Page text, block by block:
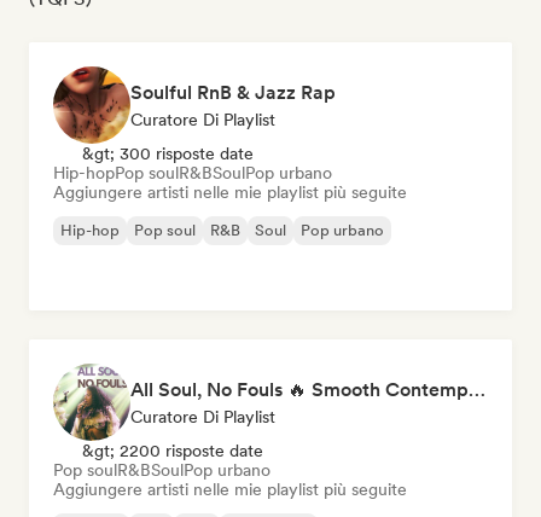
Soulful RnB & Jazz Rap
Curatore Di Playlist
&gt; 300 risposte date
Hip-hopPop soulR&BSoulPop urbano
Aggiungere artisti nelle mie playlist più seguite
Hip-hop Pop soul R&B Soul Pop urbano
All Soul, No Fouls 🔥 Smooth Contemporary R&B & Neo Soul
Curatore Di Playlist
&gt; 2200 risposte date
Pop soulR&BSoulPop urbano
Aggiungere artisti nelle mie playlist più seguite